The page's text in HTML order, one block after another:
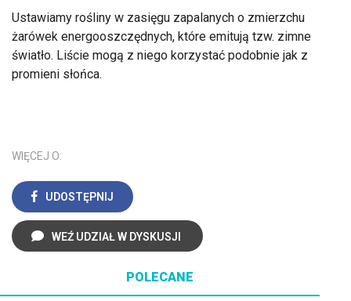
Ustawiamy rośliny w zasięgu zapalanych o zmierzchu
żarówek energooszczędnych, które emitują tzw. zimne
światło. Liście mogą z niego korzystać podobnie jak z
promieni słońca.
WIĘCEJ O:
UDOSTĘPNIJ
WEŹ UDZIAŁ W DYSKUSJI
POLECANE